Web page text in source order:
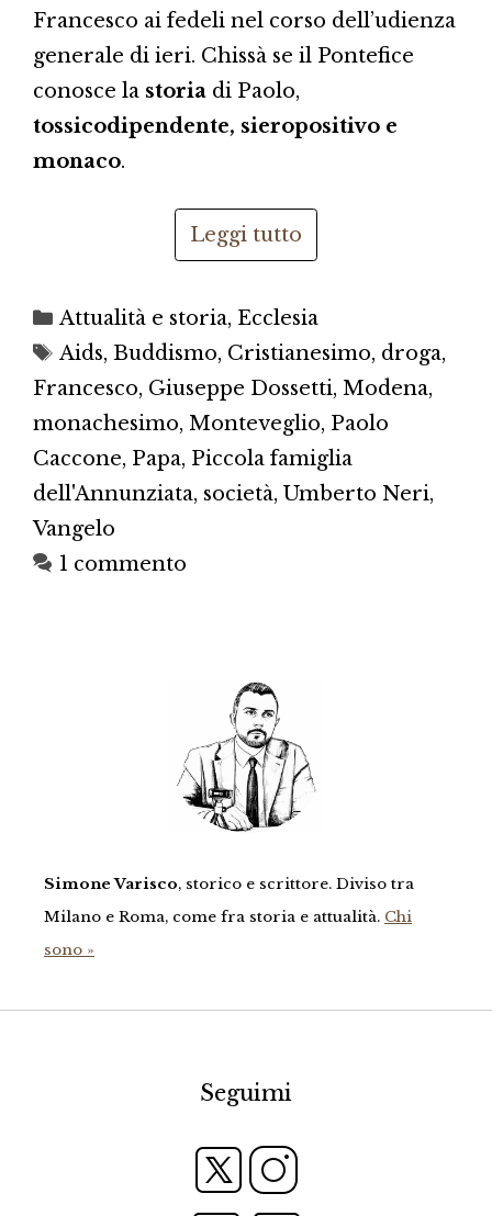
Francesco ai fedeli nel corso dell’udienza
generale di ieri. Chissà se il Pontefice
conosce la storia di Paolo,
tossicodipendente, sieropositivo e
monaco.
Leggi tutto
Categorie
Attualità e storia, Ecclesia
Tag
Aids, Buddismo, Cristianesimo, droga,
Francesco, Giuseppe Dossetti, Modena,
monachesimo, Monteveglio, Paolo
Caccone, Papa, Piccola famiglia
dell'Annunziata, società, Umberto Neri,
Vangelo
1 commento
Simone Varisco, storico e scrittore. Diviso tra
Milano e Roma, come fra storia e attualità. Chi
sono »
Seguimi